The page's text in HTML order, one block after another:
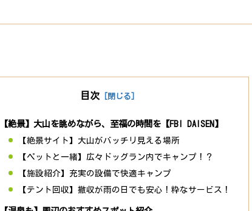
目次
【絶景】大山を眺めながら、至福の時間を【FBI DAISEN】
【絶景サイト】大山がバッチリ見える場所
【ペットと一緒】広々ドッグラン内でキャンプ！？
【施設紹介】充実の設備で快適キャンプ
【テント回収】撤収が雨の日でも安心！粋なサービス！